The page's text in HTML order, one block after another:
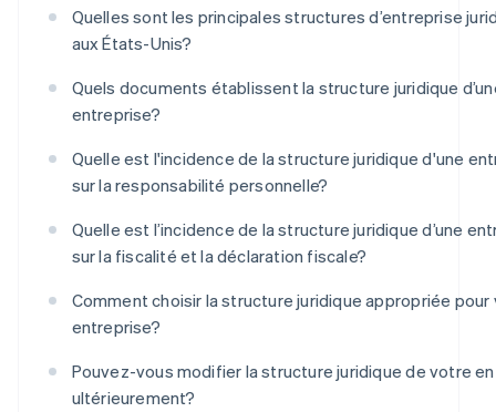
Quelles sont les principales structures d’entreprise
aux États-Unis?
Quels documents établissent la structure juridique
entreprise?
Quelle est l'incidence de la structure juridique d'une
sur la responsabilité personnelle?
Quelle est l’incidence de la structure juridique d’une
sur la fiscalité et la déclaration fiscale?
Comment choisir la structure juridique appropriée
entreprise?
Pouvez-vous modifier la structure juridique de votre
ultérieurement?